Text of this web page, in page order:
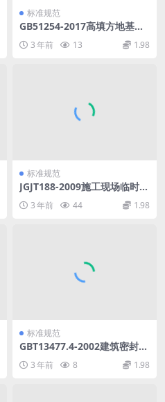
标准规范
GB51254-2017高填方地基技
3 年前 13 1.98
标准规范
JGJT188-2009施工现场临时建
3 年前 44 1.98
标准规范
GBT13477.4-2002建筑密封材
料试验方法第4部分：原包装
单组分密封材料挤出性的测定.
3 年前 8 1.98